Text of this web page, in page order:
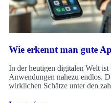
Wie erkennt man gute
In der heutigen digitalen Welt ist
Anwendungen nahezu endlos.
wirklichen Schätze unter den